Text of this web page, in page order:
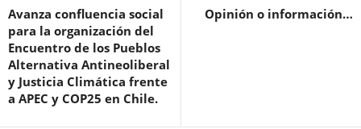
Avanza confluencia social
para la organización del
Encuentro de los Pueblos
Alternativa Antineoliberal
y Justicia Climática frente
a APEC y COP25 en Chile.
Opinión o información…